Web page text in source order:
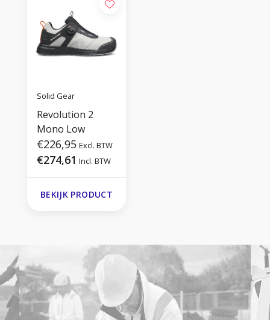
Solid Gear
Revolution 2
Mono Low
€226,95 Excl. BTW
€274,61 Incl. BTW
BEKIJK PRODUCT